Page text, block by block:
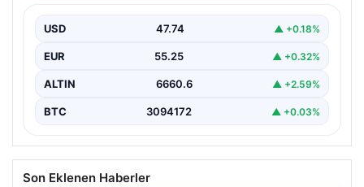
USD 47.74 ▲ +0.18%
EUR 55.25 ▲ +0.32%
ALTIN 6660.6 ▲ +2.59%
BTC 3094172 ▲ +0.03%
Son Eklenen Haberler